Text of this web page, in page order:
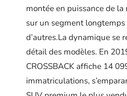
montée en puissance de
sur un segment longtemps
d’autres.La dynamique se
détail des modèles. En
CROSSBACK affiche 14
immatriculations,